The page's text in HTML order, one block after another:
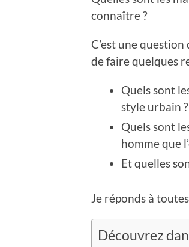
connaître ?
C’est une question
de faire quelques
Quels sont
style urbain ?
Quels sont
homme que
Et quelles
Je réponds à
Découvrez